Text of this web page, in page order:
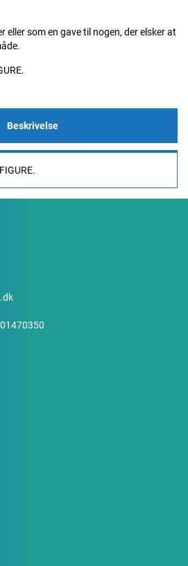
eller som en gave til nogen, der elsker at
Beskrivelse